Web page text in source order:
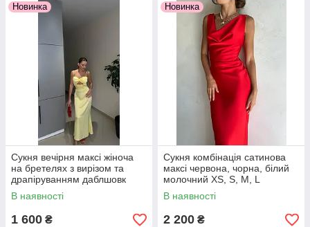
Новинка
Сукня вечірня максі жіноча
на бретелях з вирізом та
драпіруванням даблшовк
приталена довга 42 44 46
В наявності
1 600 ₴
Новинка
Сукня комбінація сатинова
максі червона, чорна, білий
молочний XS, S, M, L
В наявності
2 200 ₴